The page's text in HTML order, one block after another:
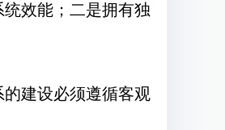
效能；二是拥有独
建设必须遵循客观